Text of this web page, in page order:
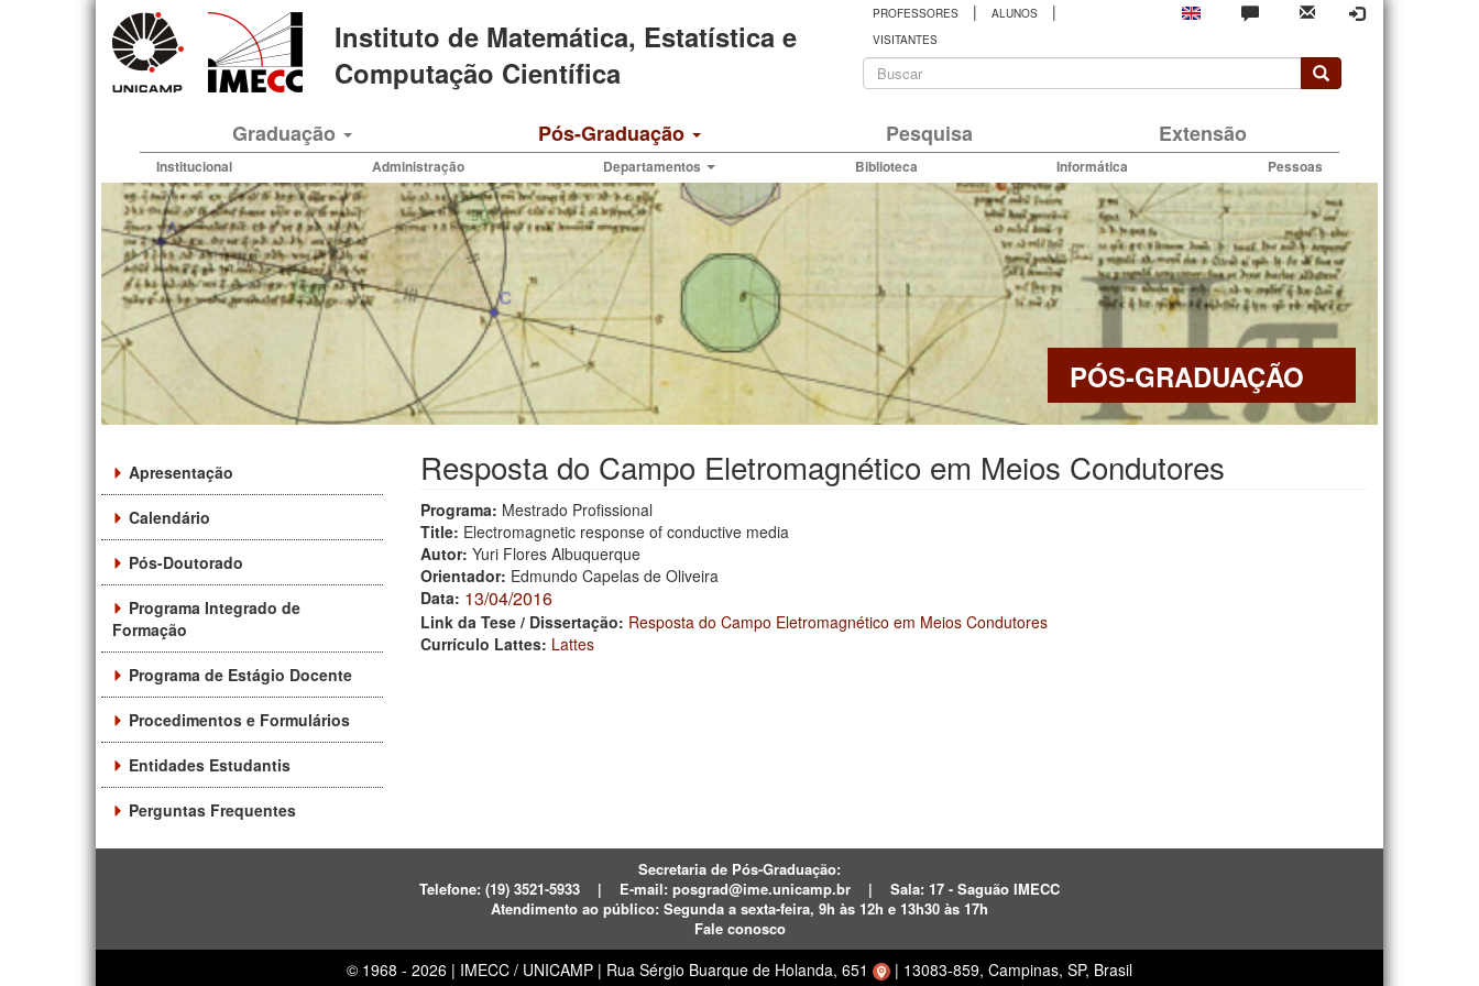
Instituto de Matemática, Estatística e
Computação Científica
PROFESSORES | ALUNOS |
VISITANTES
Formulário
busca
Graduação Pós-Graduação Pesquisa Extensão
Institucional Administração Departamentos Biblioteca Informática Pessoas
PÓS-GRADUAÇÃO
Apresentação
Calendário
Pós-Doutorado
Programa Integrado de
Formação
Programa de Estágio Docente
Procedimentos e Formulários
Entidades Estudantis
Perguntas Frequentes
Resposta do Campo Eletromagnético em Meios Condutores
Programa: Mestrado Profissional
Title: Electromagnetic response of conductive media
Autor: Yuri Flores Albuquerque
Orientador: Edmundo Capelas de Oliveira
Data: 13/04/2016
Link da Tese / Dissertação: Resposta do Campo Eletromagnético em Meios Condutores
Currículo Lattes: Lattes
Secretaria de Pós-Graduação:
Telefone: (19) 3521-5933 | E-mail: posgrad@ime.unicamp.br |
Sala: 17 - Saguão IMECC
Atendimento ao público: Segunda a sexta-feira, 9h às 12h e 13h30 às 17h
Fale conosco
© 1968 - 2026 | IMECC / UNICAMP | Rua Sérgio Buarque de Holanda, 651 | 13083-859, Campinas, SP, Brasil